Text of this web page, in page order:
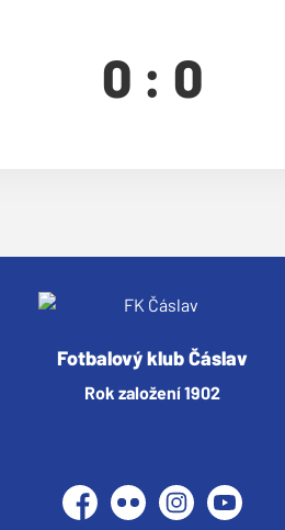
0 : 0
Fotbalový klub Čáslav
Rok založení 1902
Facebook
Flickr InstagramYouTube